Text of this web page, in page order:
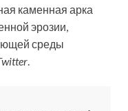
каменная арка
эрозии,
среды
.